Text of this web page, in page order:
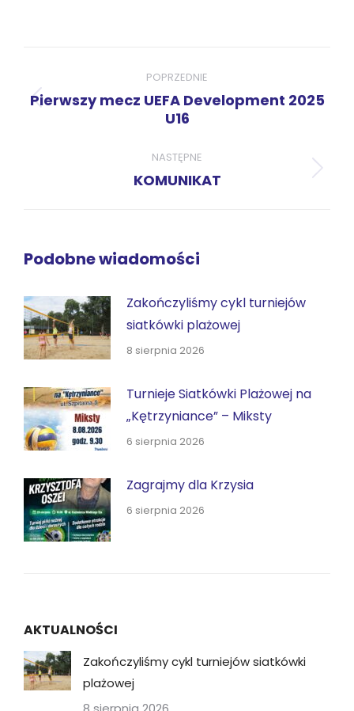
POPRZEDNIE
Poprzedni
wpis:
Pierwszy mecz UEFA Development 2025
U16
NASTĘPNE
Następny
KOMUNIKAT
Podobne wiadomości
Zakończyliśmy cykl turniejów
siatkówki plażowej
8 sierpnia 2026
Turnieje Siatkówki Plażowej na
„Kętrzyniance” – Miksty
6 sierpnia 2026
Zagrajmy dla Krzysia
6 sierpnia 2026
AKTUALNOŚCI
Zakończyliśmy cykl turniejów siatkówki
plażowej